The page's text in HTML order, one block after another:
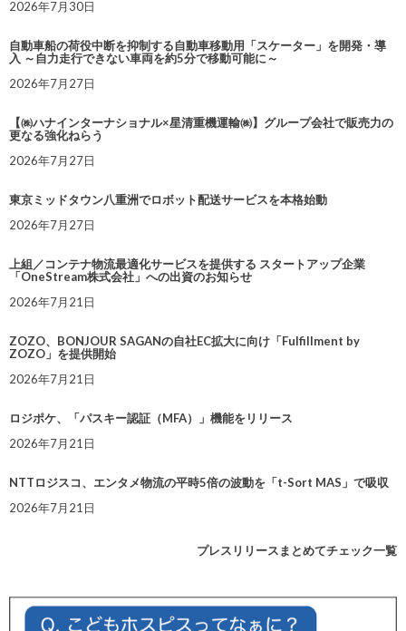
2026年7月30日
自動車船の荷役中断を抑制する自動車移動用「スケーター」を開発・導
入 ～自力走行できない車両を約5分で移動可能に～
2026年7月27日
【㈱ハナインターナショナル×星清重機運輸㈱】グループ会社で販売力の
更なる強化ねらう
2026年7月27日
東京ミッドタウン八重洲でロボット配送サービスを本格始動
2026年7月27日
上組／コンテナ物流最適化サービスを提供する スタートアップ企業
「OneStream株式会社」への出資のお知らせ
2026年7月21日
ZOZO、BONJOUR SAGANの自社EC拡大に向け「Fulfillment by
ZOZO」を提供開始
2026年7月21日
ロジポケ、「パスキー認証（MFA）」機能をリリース
2026年7月21日
NTTロジスコ、エンタメ物流の平時5倍の波動を「t-Sort MAS」で吸収
2026年7月21日
プレスリリースまとめてチェック一覧